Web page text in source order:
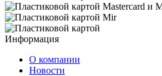
Информация
О компании
Новости